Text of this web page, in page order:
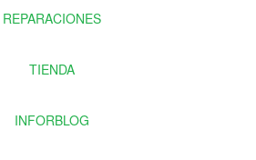
REPARACIONES
TIENDA
INFORBLOG